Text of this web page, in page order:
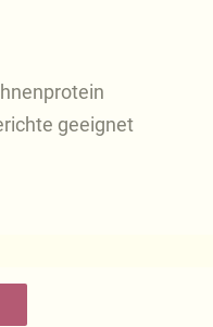
geeignet